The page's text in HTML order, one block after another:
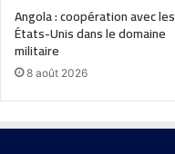
Angola : coopération avec les
États-Unis dans le domaine
militaire
8 août 2026